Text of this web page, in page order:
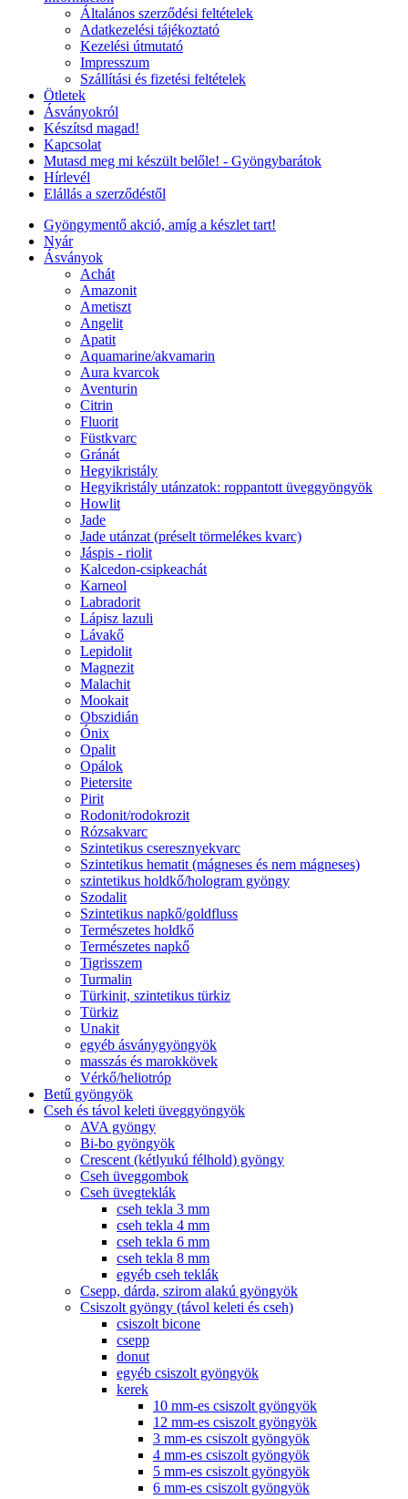
Általános szerződési feltételek
Adatkezelési tájékoztató
Kezelési útmutató
Impresszum
Szállítási és fizetési feltételek
Ötletek
Ásványokról
Készítsd magad!
Kapcsolat
Mutasd meg mi készült belőle! - Gyöngybarátok
Hírlevél
Elállás a szerződéstől
Gyöngymentő akció, amíg a készlet tart!
Nyár
Ásványok
Achát
Amazonit
Ametiszt
Angelit
Apatit
Aquamarine/akvamarin
Aura kvarcok
Aventurin
Citrin
Fluorit
Füstkvarc
Gránát
Hegyikristály
Hegyikristály utánzatok: roppantott üveggyöngyök
Howlit
Jade
Jade utánzat (préselt törmelékes kvarc)
Jáspis - riolit
Kalcedon-csipkeachát
Karneol
Labradorit
Lápisz lazuli
Lávakő
Lepidolit
Magnezit
Malachit
Mookait
Obszidián
Ónix
Opalit
Opálok
Pietersite
Pirit
Rodonit/rodokrozit
Rózsakvarc
Szintetikus cseresznyekvarc
Szintetikus hematit (mágneses és nem mágneses)
szintetikus holdkő/hologram gyöngy
Szodalit
Szintetikus napkő/goldfluss
Természetes holdkő
Természetes napkő
Tigrisszem
Turmalin
Türkinit, szintetikus türkiz
Türkiz
Unakit
egyéb ásványgyöngyök
masszás és marokkövek
Vérkő/heliotróp
Betű gyöngyök
Cseh és távol keleti üveggyöngyök
AVA gyöngy
Bi-bo gyöngyök
Crescent (kétlyukú félhold) gyöngy
Cseh üveggombok
Cseh üvegteklák
cseh tekla 3 mm
cseh tekla 4 mm
cseh tekla 6 mm
cseh tekla 8 mm
egyéb cseh teklák
Csepp, dárda, szirom alakú gyöngyök
Csiszolt gyöngy (távol keleti és cseh)
csiszolt bicone
csepp
donut
egyéb csiszolt gyöngyök
kerek
10 mm-es csiszolt gyöngyök
12 mm-es csiszolt gyöngyök
3 mm-es csiszolt gyöngyök
4 mm-es csiszolt gyöngyök
5 mm-es csiszolt gyöngyök
6 mm-es csiszolt gyöngyök